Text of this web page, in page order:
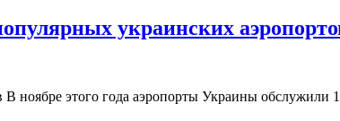
украинских
ноябре этого года аэропорты Украины обслужили